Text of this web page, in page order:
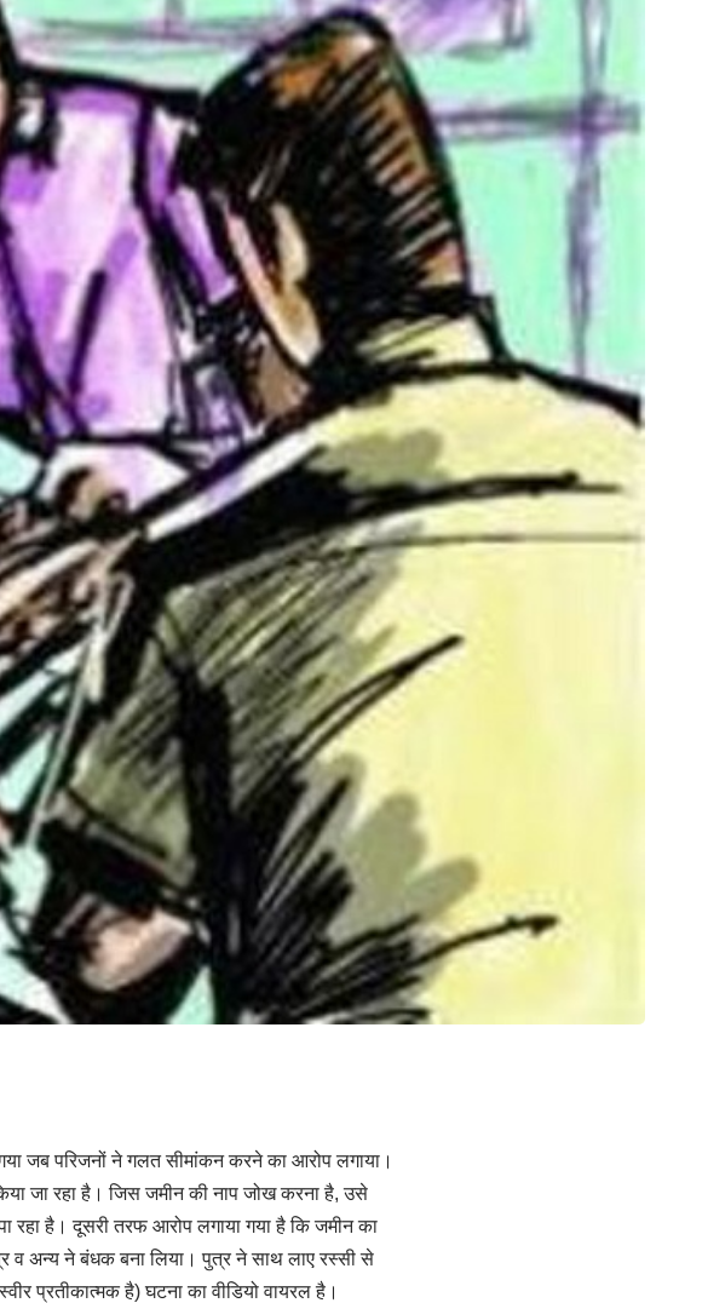
जब परिजनों ने गलत सीमांकन करने का आरोप लगाया।
जा रहा है। जिस जमीन की नाप जोख करना है, उसे
रहा है। दूसरी तरफ आरोप लगाया गया है कि जमीन का
व अन्य ने बंधक बना लिया। पुत्र ने साथ लाए रस्सी से
प्रतीकात्मक है) घटना का वीडियो वायरल है।